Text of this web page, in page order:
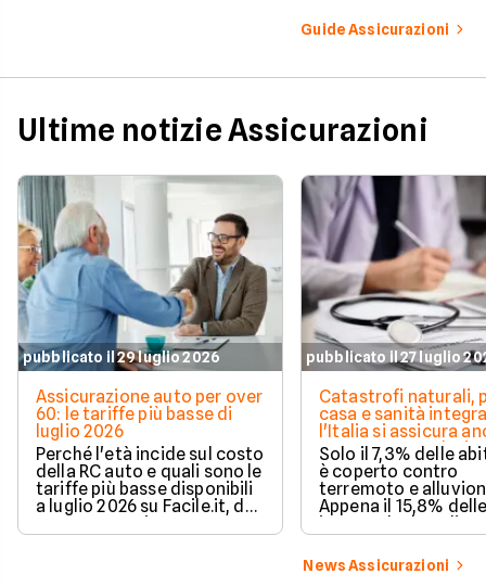
vincoli in totale sicurezza.
tutelare il tuo
Guide Assicurazioni
Ultime notizie Assicurazioni
pubblicato il 29 luglio 2026
Assicurazione auto per over
60: le tariffe più basse di
luglio 2026
Perché l'età incide sul costo
della RC auto e quali sono le
tariffe più basse disponibili
a luglio 2026 su Facile.it, da
106,32€ annui.
pubblicato il 27 luglio
Catastrofi naturali,
casa e sanità
l'Italia si assicura
troppo poco. I dati
Solo il 7,3% delle
è coperto contro
terremoto e
Appena il 15,8%
imprese ha la polizza
catastrofale
dati ANIA 2025 sul
assicurativo
News Assicurazioni